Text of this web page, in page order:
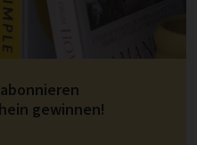
gewinnen!